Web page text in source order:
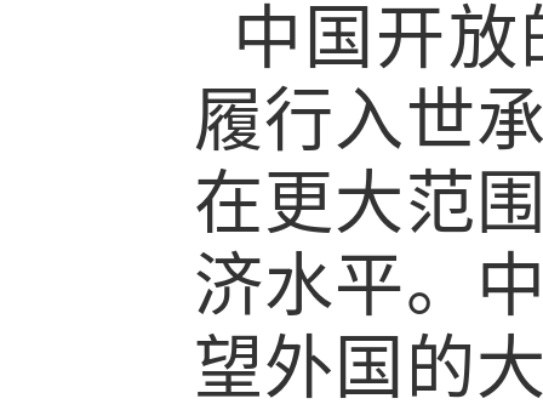
中国开
履行入世
在更大范
济水平。
望外国的